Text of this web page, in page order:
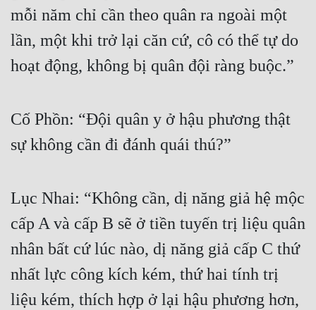
mỗi năm chỉ cần theo quân ra ngoài một
lần, một khi trở lại căn cứ, cô có thể tự do
hoạt động, không bị quân đội ràng buộc.”
Cố Phồn: “Đội quân y ở hậu phương thật
sự không cần đi đánh quái thú?”
Lục Nhai: “Không cần, dị năng giả hệ mộc
cấp A và cấp B sẽ ở tiền tuyến trị liệu quân
nhân bất cứ lúc nào, dị năng giả cấp C thứ
nhất lực công kích kém, thứ hai tính trị
liệu kém, thích hợp ở lại hậu phương hơn,